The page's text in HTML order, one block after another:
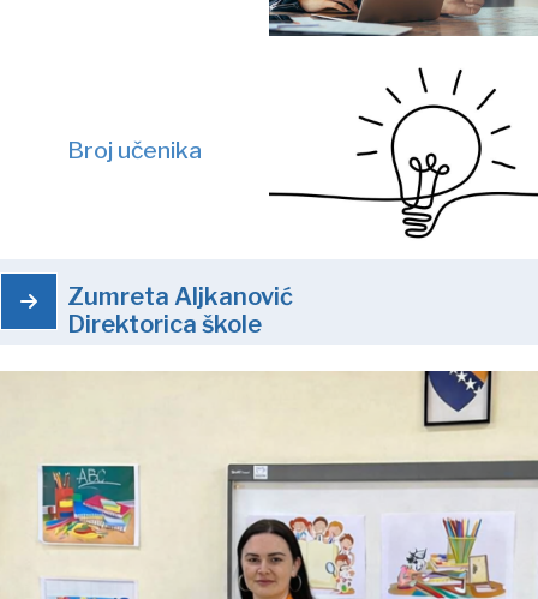
Broj učenika
Zumreta Aljkanović
Direktorica škole